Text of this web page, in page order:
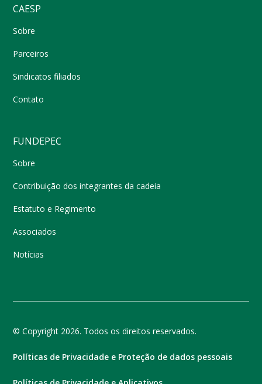
CAESP
Sobre
Parceiros
Sindicatos filiados
Contato
FUNDEPEC
Sobre
Contribuição dos integrantes da cadeia
Estatuto e Regimento
Associados
Notícias
© Copyright 2026. Todos os direitos reservados.
Políticas de Privacidade e Proteção de dados pessoais